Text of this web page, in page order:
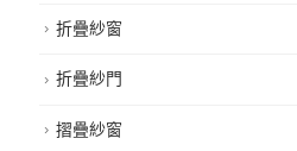
折疊紗窗
折疊紗門
摺疊紗窗